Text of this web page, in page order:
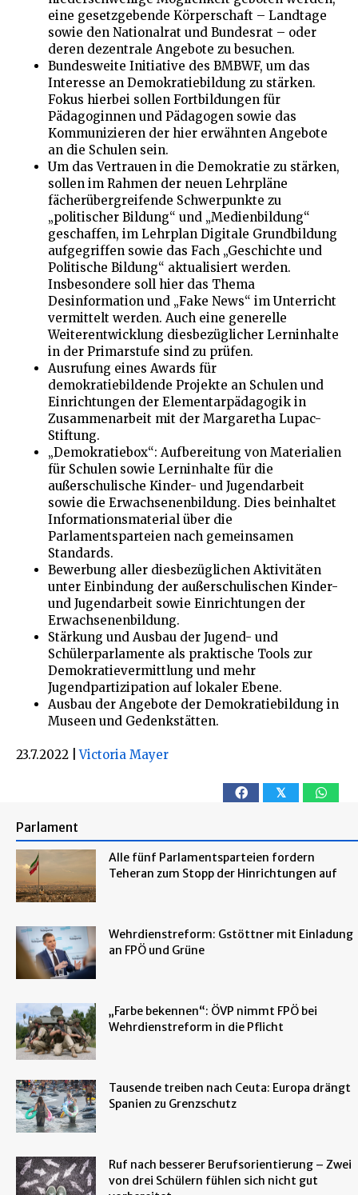
eine gesetzgebende Körperschaft – Landtage
sowie den Nationalrat und Bundesrat – oder
deren dezentrale Angebote zu besuchen.
Bundesweite Initiative des BMBWF, um das
Interesse an Demokratiebildung zu stärken.
Fokus hierbei sollen Fortbildungen für
Pädagoginnen und Pädagogen sowie das
Kommunizieren der hier erwähnten Angebote
an die Schulen sein.
Um das Vertrauen in die Demokratie zu stärken,
sollen im Rahmen der neuen Lehrpläne
fächerübergreifende Schwerpunkte zu
„politischer Bildung“ und „Medienbildung“
geschaffen, im Lehrplan Digitale Grundbildung
aufgegriffen sowie das Fach „Geschichte und
Politische Bildung“ aktualisiert werden.
Insbesondere soll hier das Thema
Desinformation und „Fake News“ im Unterricht
vermittelt werden. Auch eine generelle
Weiterentwicklung diesbezüglicher Lerninhalte
in der Primarstufe sind zu prüfen.
Ausrufung eines Awards für
demokratiebildende Projekte an Schulen und
Einrichtungen der Elementarpädagogik in
Zusammenarbeit mit der Margaretha Lupac-
Stiftung.
„Demokratiebox“: Aufbereitung von Materialien
für Schulen sowie Lerninhalte für die
außerschulische Kinder- und Jugendarbeit
sowie die Erwachsenenbildung. Dies beinhaltet
Informationsmaterial über die
Parlamentsparteien nach gemeinsamen
Standards.
Bewerbung aller diesbezüglichen Aktivitäten
unter Einbindung der außerschulischen Kinder-
und Jugendarbeit sowie Einrichtungen der
Erwachsenenbildung.
Stärkung und Ausbau der Jugend- und
Schülerparlamente als praktische Tools zur
Demokratievermittlung und mehr
Jugendpartizipation auf lokaler Ebene.
Ausbau der Angebote der Demokratiebildung in
Museen und Gedenkstätten.
23.7.2022 Victoria Mayer
𝕏
Parlament
Alle fünf Parlamentsparteien fordern
Teheran zum Stopp der Hinrichtungen auf
Wehrdienstreform: Gstöttner mit Einladung
an FPÖ und Grüne
„Farbe bekennen“: ÖVP nimmt FPÖ bei
Wehrdienstreform in die Pflicht
Tausende treiben nach Ceuta: Europa drängt
Spanien zu Grenzschutz
Ruf nach besserer Berufsorientierung – Zwei
von drei Schülern fühlen sich nicht gut